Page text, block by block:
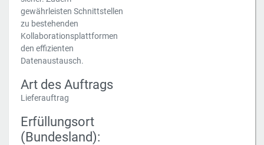
gewährleisten Schnittstellen
zu bestehenden
Kollaborationsplattformen
den effizienten
Datenaustausch.
Art des Auftrags
Lieferauftrag
Erfüllungsort
(Bundesland):